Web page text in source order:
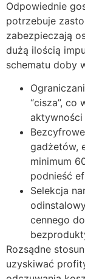
Odpowiednie
potrzebuje
zabezpieczają
dużą ilością
schematu doby
“cisza”,
aktywności
gadżetów,
minimum
podnieść
Selekcja
cennego
Rozsądne
uzyskiwać